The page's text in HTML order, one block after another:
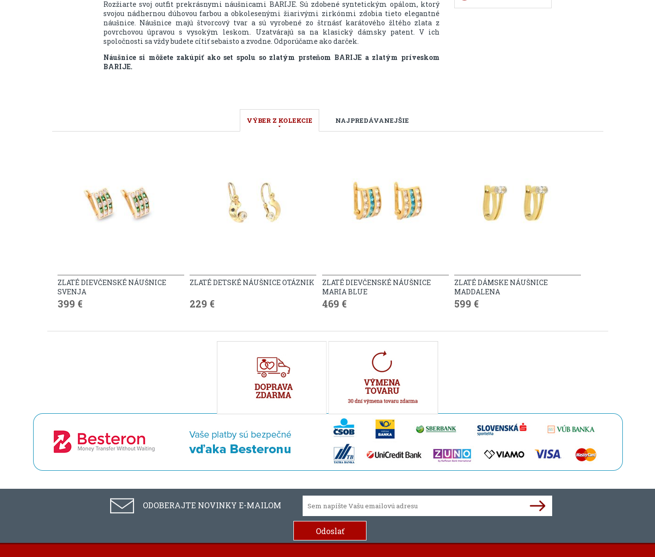
Rozžiarte svoj outfit prekrásnymi náušnicami BARIJE. Sú zdobené syntetickým opálom, ktorý
svojou nádhernou dúhovou farbou a obkolesenými žiarivými zirkónmi zdobia tieto elegantné
náušnice. Náušnice majú štvorcový tvar a sú vyrobené zo štrnásť karátového žltého zlata z
povrchovou úpravou s vysokým leskom. Uzatvárajú sa na klasický dámsky patent. V ich
spoločnosti sa vždy budete cítiť sebaisto a zvodne. Odporúčame ako darček.
Náušnice si môžete zakúpiť ako set spolu so zlatým prsteňom BARIJE a zlatým príveskom
BARIJE.
VÝBER Z KOLEKCIE NAJPREDÁVANEJŠIE
ZLATÉ DIEVČENSKÉ NÁUŠNICE
SVENJA
399 €
ZLATÉ DETSKÉ NÁUŠNICE OTÁZNIK
229 €
ZLATÉ DIEVČENSKÉ NÁUŠNICE
MARIA BLUE
469 €
ZLATÉ DÁMSKE NÁUŠNICE
MADDALENA
599 €
ODOBERAJTE NOVINKY E-MAILOM